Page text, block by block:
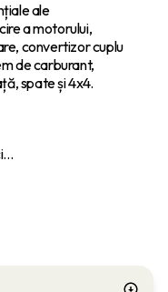
ale
a motorului,
convertizor cuplu
de carburant,
spate și 4x4.
...